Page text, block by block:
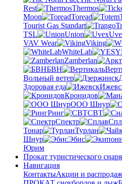
Rest
Thermos
Moon
Toread
Tourist Gas Standart
TSL
Union
VAV Wear
Viking
WhiteLab
Zamberlan
БВН
Вольный ветер
Здоровая еда
Кронидов
ООО Шнур
Ринг
СВТ
Спектр
Тонар
Турлан
Шнур
Эбис
Юрим
Прокат туристического
Навигация
КонтактыАкции и